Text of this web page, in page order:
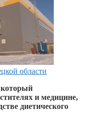
области
и медицине,
диетического